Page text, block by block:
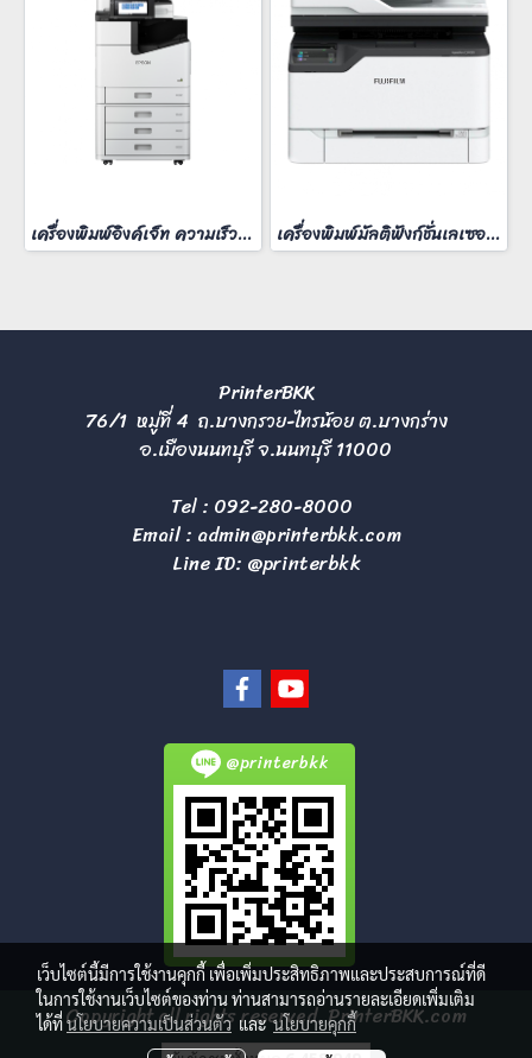
เครื่องพิมพ์อิงค์เจ็ท ความเร็วสี 60 หน้า/นาที เครื่องพิมพ์มัลติฟังก์ชั่นเลเซอร์สี FujiFilm ApeosPort C2410SD
PrinterBKK
76/1 หมู่ที่ 4 ถ.บางกรวย-ไทรน้อย ต.บางกร่าง
อ.เมืองนนทบุรี จ.นนทบุรี 11000
Tel : 092-280-8000
Email : admin@printerbkk.com
Line ID: @printerbkk
@printerbkk
Copyright all rights reserved. PrinterBKK.com
เว็บไซต์นี้มีการใช้งานคุกกี้ เพื่อเพิ่มประสิทธิภาพและประสบการณ์ที่ดี
ในการใช้งานเว็บไซต์ของท่าน ท่านสามารถอ่านรายละเอียดเพิ่มเติม
ได้ที่นโยบายความเป็นส่วนตัวและนโยบายคุกกี้